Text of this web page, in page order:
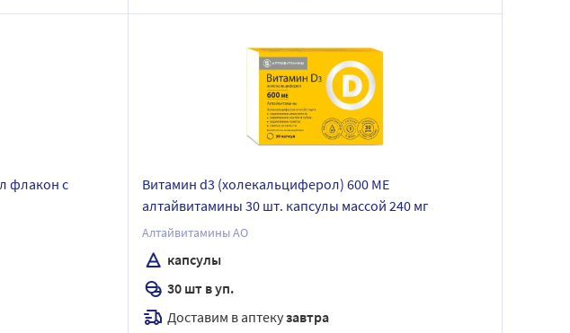
флакон с
Витамин d3 (холекальциферол) 600 МЕ
алтайвитамины 30 шт. капсулы массой 240 мг
Алтайвитамины АО
капсулы
30 шт в уп.
Доставим в аптекузавтра